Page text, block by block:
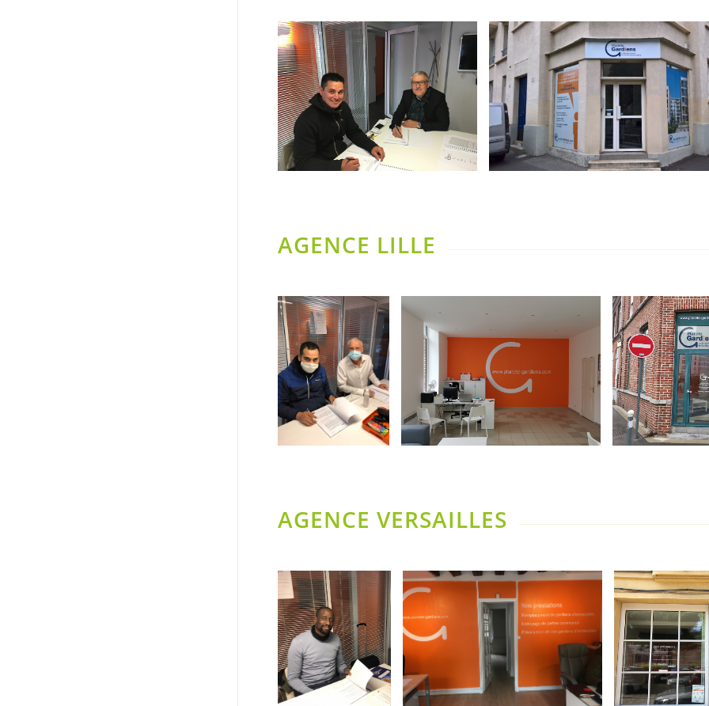
AGENCE LILLE
AGENCE VERSAILLES